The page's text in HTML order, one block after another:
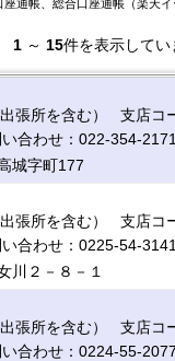
座通帳、総合口座通帳（楽天
1～ 15件を表示してい
張所を含む） 支店コ
合わせ：022-354-
城字町177
張所を含む） 支店コ
合わせ：0225-54-
川２－８－１
張所を含む） 支店コ
合わせ：0224-55-